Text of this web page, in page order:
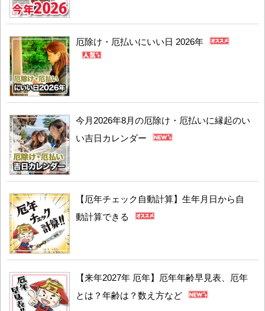
厄除け・厄払いにいい日 2026年
今月2026年8月の厄除け・厄払いに縁起のい
い吉日カレンダー
【厄年チェック自動計算】生年月日から自
動計算できる
【来年2027年 厄年】厄年年齢早見表、厄年
とは？年齢は？数え方など